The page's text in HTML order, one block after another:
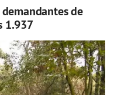
de
1.937